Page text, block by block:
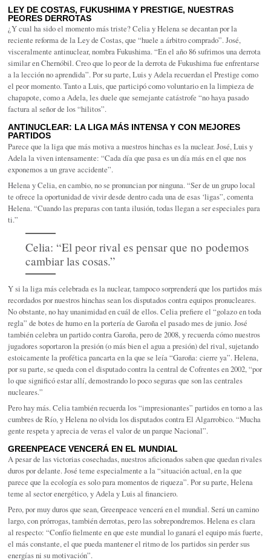
LEY DE COSTAS, FUKUSHIMA Y PRESTIGE, NUESTRAS
PEORES DERROTAS
¿Y cual ha sido el momento más triste? Celia y Helena se decantan por la
reciente reforma de la Ley de Costas, que “huele a árbitro comprado”. José,
visceralmente antinuclear, nombra Fukushima. “En el año 86 sufrimos una derrota
similar en Chernóbil. Creo que lo peor de la derrota de Fukushima fue enfrentarse
a la lección no aprendida”. Por su parte, Luis y Adela recuerdan el Prestige como
el peor momento. Tanto a Luis, que participó como voluntario en la limpieza de
chapapote, como a Adela, les duele que semejante catástrofe “no haya pasado
factura al señor de los “hilitos”.
ANTINUCLEAR: LA LIGA MÁS INTENSA Y CON MEJORES
PARTIDOS
Parece que la liga que más motiva a nuestros hinchas es la nuclear. José, Luis y
Adela la viven intensamente: “Cada día que pasa es un día más en el que nos
exponemos a un grave accidente”.
Helena y Celia, en cambio, no se pronuncian por ninguna. “Ser de un grupo local
te ofrece la oportunidad de vivir desde dentro cada una de esas ‘ligas”, comenta
Helena. “Cuando las preparas con tanta ilusión, todas llegan a ser especiales para
ti.”
Celia: “El peor rival es pensar que no podemos
cambiar las cosas.”
Y si la liga más celebrada es la nuclear, tampoco sorprenderá que los partidos más
recordados por nuestros hinchas sean los disputados contra equipos pronucleares.
No obstante, no hay unanimidad en cuál de ellos. Celia prefiere el “golazo en toda
regla” de botes de humo en la portería de Garoña el pasado mes de junio. José
también celebra un partido contra Garoña, pero de 2008, y recuerda cómo nuestros
jugadores soportaron la presión (o más bien el agua a presión) del rival, sujetando
estoicamente la profética pancarta en la que se leía “Garoña: cierre ya”. Helena,
por su parte, se queda con el disputado contra la central de Cofrentes en 2002, “por
lo que significó estar allí, demostrando lo poco seguras que son las centrales
nucleares.”
Pero hay más. Celia también recuerda los “impresionantes” partidos en torno a las
cumbres de Río, y Helena no olvida los disputados contra El Algarrobico. “Mucha
gente respeta y aprecia de veras el valor de un parque Nacional”.
GREENPEACE VENCERÁ EN EL MUNDIAL
A pesar de las victorias cosechadas, nuestros aficionados saben que quedan rivales
duros por delante. José teme especialmente a la “situación actual, en la que
parece que la ecología es solo para momentos de riqueza”. Por su parte, Helena
teme al sector energético, y Adela y Luis al financiero.
Pero, por muy duros que sean, Greenpeace vencerá en el mundial. Será un camino
largo, con prórrogas, también derrotas, pero las sobrepondremos. Helena es clara
al respecto: “Confío fielmente en que este mundial lo ganará el equipo más fuerte,
el más constante, el que pueda mantener el ritmo de los partidos sin perder sus
energías ni su motivación”.